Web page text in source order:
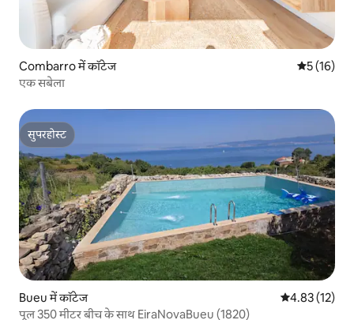
Combarro में कॉटेज औसत रेटिंग
5 (16)
एक सबेला
सुपरहोस्ट
सुपरहोस्ट
Bueu में कॉटेज औसत रेटिंग 5 में
4.83 (12)
पूल 350 मीटर बीच के साथ EiraNovaBueu (1820)